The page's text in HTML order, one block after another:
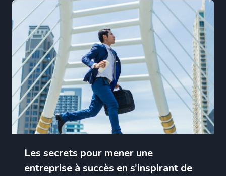
Les secrets pour mener une
entreprise à succès en s’inspirant de